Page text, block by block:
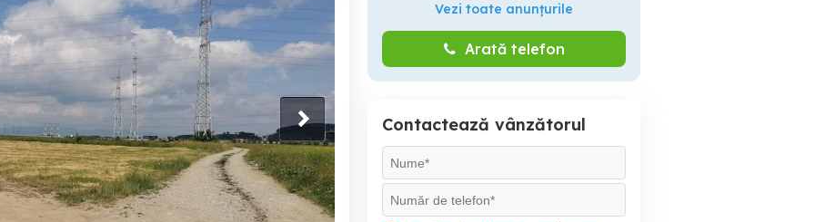
Vezi toate anunțurile
Arată telefon
Contactează vânzătorul